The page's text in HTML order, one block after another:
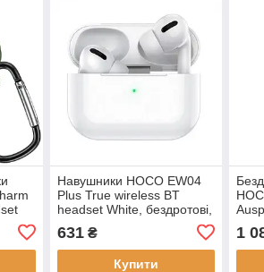
Навушники HOCO EW04
Plus True wireless BT
headset White, бездротові,
з мікрофоном, вакуумні,
300 mAh
631₴
Купити
1